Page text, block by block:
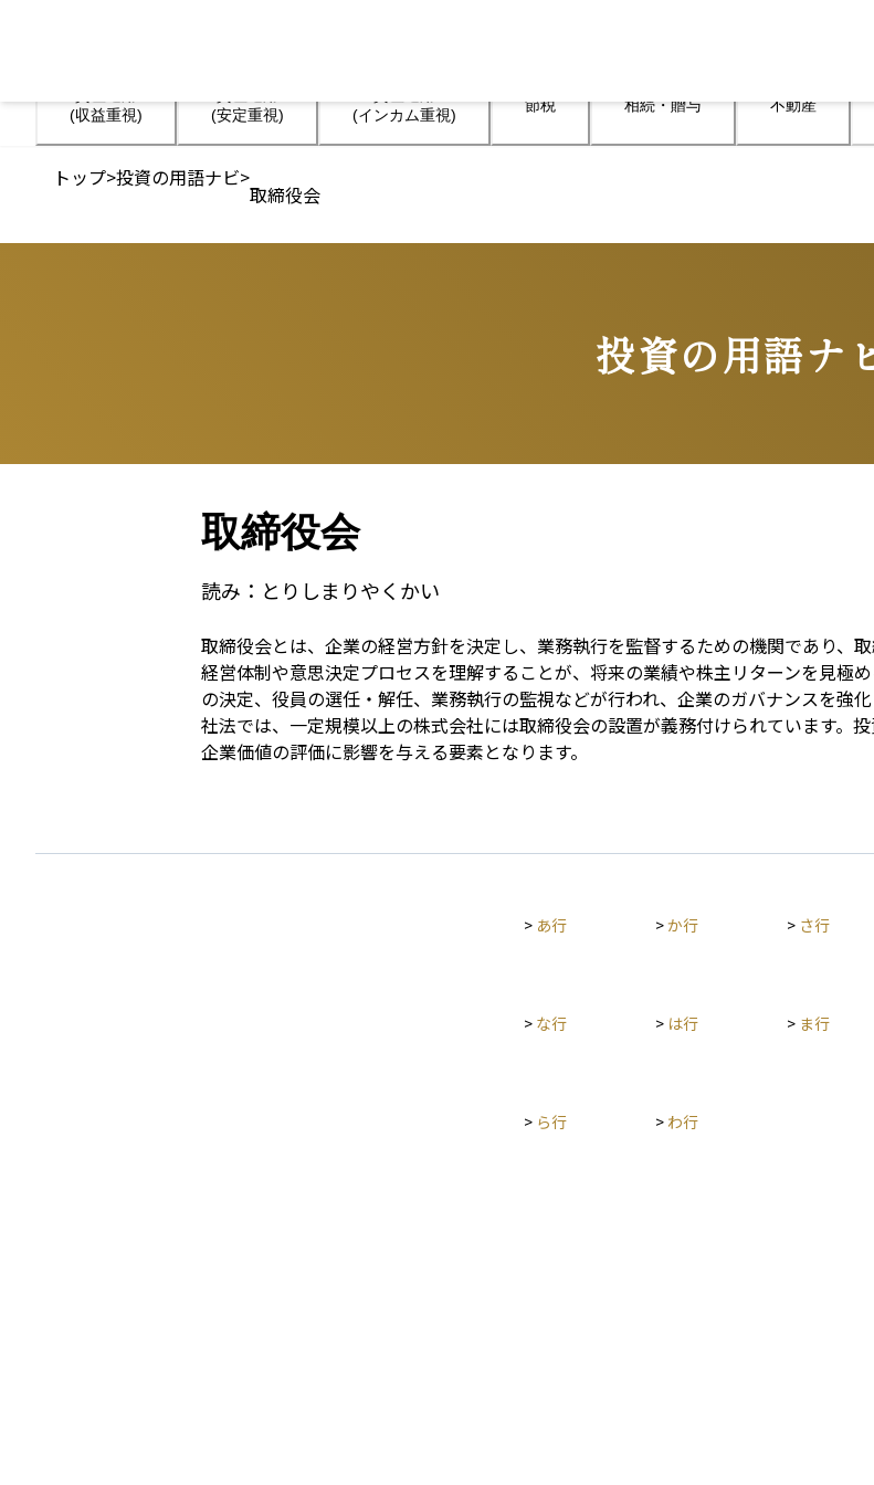
(収益重視)
(安定重視)
(インカム重視)
節税 相続・贈与 不動産
トップ>投資の用語ナビ>
取締役会
投資の用語ナ
取締役会
読み： とりしまりやくかい
取締役会とは、企業の経営方針を決定し、業務執行を監督するための機関であり、
経営体制や意思決定プロセスを理解することが、将来の業績や株主リターンを見極
の決定、役員の選任・解任、業務執行の監視などが行われ、企業のガバナンスを強
社法では、一定規模以上の株式会社には取締役会の設置が義務付けられています。
企業価値の評価に影響を与える要素となります。
> あ行 >か行 > さ行
> な行 > は行 > ま行
> ら行 > わ行